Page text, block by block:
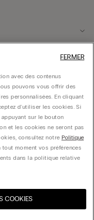
taille
Louise 283, box 24, 1050
States
avec des contenus
pouvons vous offrir des
personnalisées. En cliquant
d'utiliser les cookies. Si
sur le bouton
et les cookies ne seront pas
consultez notre Politique
tout moment vos préférences
dans la politique relative
COOKIES
FERMER